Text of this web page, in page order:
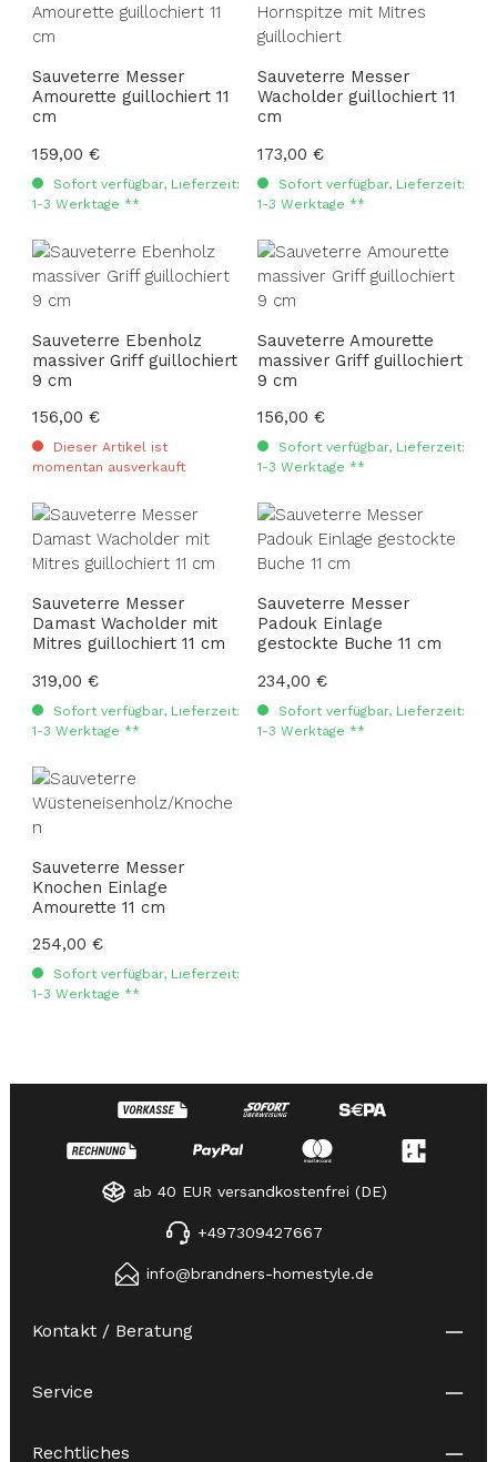
Sauveterre Messer
Amourette guillochiert 11
cm
Regulärer Preis:
159,00 €
Sofort verfügbar, Lieferzeit:
1-3 Werktage **
Sauveterre Messer
Wacholder guillochiert 11
cm
Regulärer Preis:
173,00 €
Sofort verfügbar, Lieferzeit:
1-3 Werktage **
Sauveterre Ebenholz
massiver Griff guillochiert
9 cm
Regulärer Preis:
156,00 €
Dieser Artikel ist
momentan ausverkauft
Sauveterre Amourette
massiver Griff guillochiert
9 cm
Regulärer Preis:
156,00 €
Sofort verfügbar, Lieferzeit:
1-3 Werktage **
Sauveterre Messer
Damast Wacholder mit
Mitres guillochiert 11 cm
Regulärer Preis:
319,00 €
Sofort verfügbar, Lieferzeit:
1-3 Werktage **
Sauveterre Messer
Padouk Einlage
gestockte Buche 11 cm
Regulärer Preis:
234,00 €
Sofort verfügbar, Lieferzeit:
1-3 Werktage **
Sauveterre Messer
Knochen Einlage
Amourette 11 cm
Regulärer Preis:
254,00 €
Sofort verfügbar, Lieferzeit:
1-3 Werktage **
ab 40 EUR versandkostenfrei (DE)
+497309427667
info@brandners-homestyle.de
Kontakt / Beratung
Service
Rechtliches